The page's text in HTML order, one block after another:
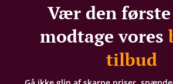
Vær den
modtage vores
tilbud